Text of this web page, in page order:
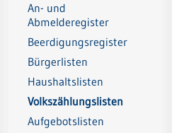
An- und
Abmelderegister
Beerdigungsregister
Bürgerlisten
Haushaltslisten
Volkszählungslisten
Aufgebotslisten